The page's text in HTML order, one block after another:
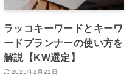
ラッコキーワードとキーワ
ードプランナーの使い方を
解説【KW選定】
2025年2月21日